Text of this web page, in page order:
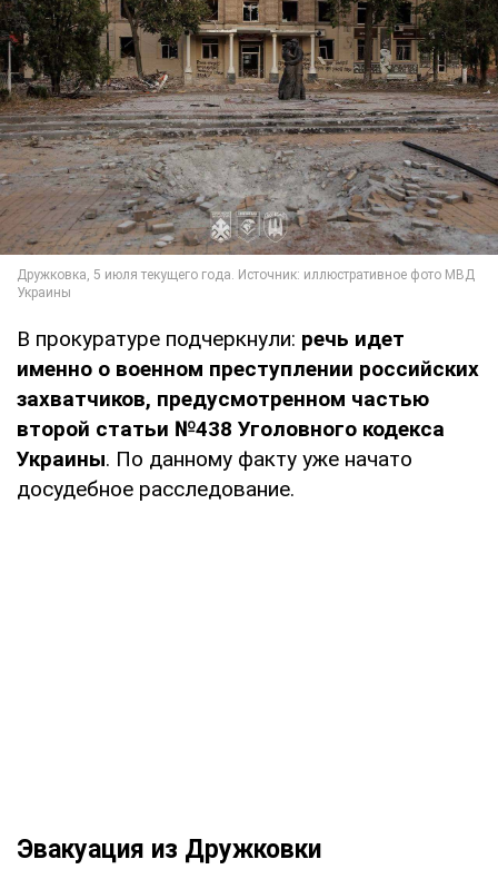
В прокуратуре подчеркнули: речь идет
именно о военном преступлении российских
захватчиков, предусмотренном частью
второй статьи №438 Уголовного кодекса
Украины. По данному факту уже начато
досудебное расследование.
Эвакуация из Дружковки